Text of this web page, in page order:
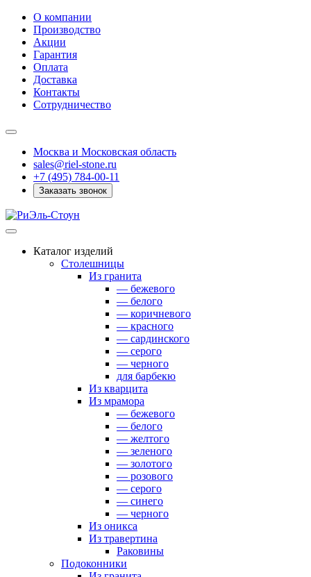
О компании
Производство
Акции
Гарантия
Оплата
Доставка
Контакты
Сотрудничество
Москва и Московская область
sales@riel-stone.ru
+7 (495) 784-00-11
Заказать звонок
Каталог изделий
Столешницы
Из гранита
— бежевого
— белого
— коричневого
— красного
— сардинского
— серого
— черного
для барбекю
Из кварцита
Из мрамора
— бежевого
— белого
— желтого
— зеленого
— золотого
— розового
— серого
— синего
— черного
Из оникса
Из травертина
Раковины
Подоконники